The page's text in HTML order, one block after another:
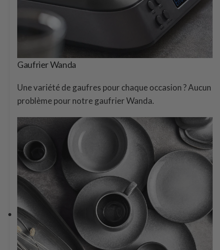
Gaufrier Wanda
Une variété de gaufres pour chaque occasion ? Aucun
problème pour notre gaufrier Wanda.